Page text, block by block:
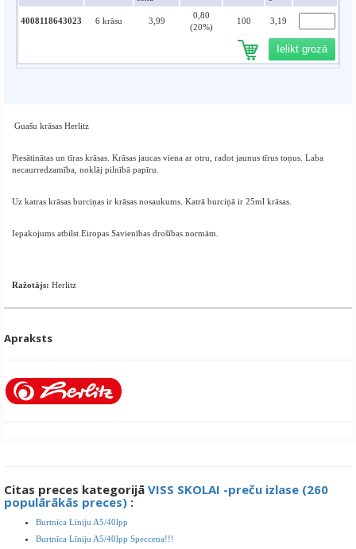
4008118643023 6 krāsu 3,99
0,80
(20%)
100 3,19
Ielikt grozā
Guašu krāsas Herlitz
Piesātinātas un tīras krāsas. Krāsas jaucas viena ar otru, radot jaunus tīrus toņus. Laba
necaurredzamība, noklāj pilnībā papīru.
Uz katras krāsas burciņas ir krāsas nosaukums. Katrā burciņā ir 25ml krāsas.
Iepakojums atbilst Eiropas Savienības drošības normām.
Ražotājs: Herlitz
Apraksts
Citas preces kategorijā VISS SKOLAI -preču izlase (260
populārākās preces) :
Burtnīca Līniju A5/40lpp
Burtnīca Līniju A5/40lpp Speccena!!!